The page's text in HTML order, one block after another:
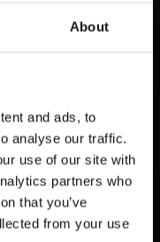
About
and ads, to
analyse our traffic.
use of our site with
partners who
that you’ve
from your use
APPLIKÁCIÓNKAT, HOGY
ÉRTESÜLHESSEN
HÍREINKRŐL,
ESŐ ESETÉN